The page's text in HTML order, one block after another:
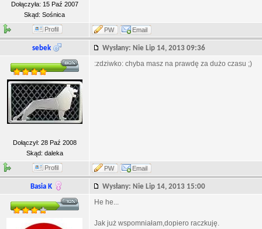
Dołączyła: 15 Paź 2007
Skąd: Sośnica
Profil PW Email
sebek Wysłany: Nie Lip 14, 2013 09:36
Dołączył: 28 Paź 2008
Skąd: daleka
:zdziwko: chyba masz na prawdę za dużo czasu ;)
Profil PW Email
Basia K Wysłany: Nie Lip 14, 2013 15:00
He he...
Jak już wspomniałam,dopiero raczkuję.